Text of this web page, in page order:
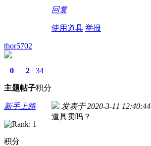
回复
使用道具 举报
thor5702
0
主题
2
帖子
34
积分
新手上路
积分
发表于 2020-3-11 12:40:44
道具卖吗？